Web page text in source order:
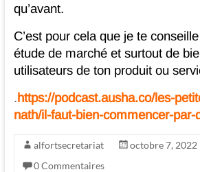
qu’avant.
C’est pour cela que je te
étude de marché et surtout de
utilisateurs de ton produit ou
.https://podcast.ausha.co/les-
nath/il-faut-bien-commencer-par-
alfortsecretariat octobre 7, 2022
0 Commentaires